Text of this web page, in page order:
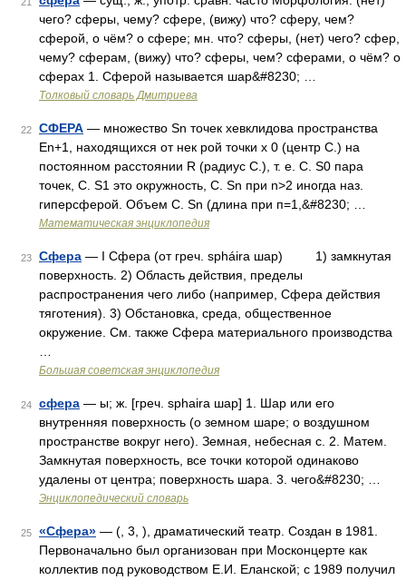
чего? сферы, чему? сфере, (вижу) что? сферу, чем?
сферой, о чём? о сфере; мн. что? сферы, (нет) чего? сфер,
чему? сферам, (вижу) что? сферы, чем? сферами, о чём? о
сферах 1. Сферой называется шар&#8230; …
Толковый словарь Дмитриева
22 СФЕРА — множество Sn точек хевклидова пространства
En+1, находящихся от нек рой точки х 0 (центр С.) на
постоянном расстоянии R (радиус С.), т. е. С. S0 пара
точек, С. S1 это окружность, С. Sn при n>2 иногда наз.
гиперсферой. Объем С. Sn (длина при п=1,&#8230; …
Математическая энциклопедия
23 Сфера — I Сфера (от греч. spháira шар) 1) замкнутая
поверхность. 2) Область действия, пределы
распространения чего либо (например, Сфера действия
тяготения). 3) Обстановка, среда, общественное
окружение. См. также Сфера материального производства
Большая советская энциклопедия
24 сфера — ы; ж. [греч. sphaira шар] 1. Шар или его
внутренняя поверхность (о земном шаре; о воздушном
пространстве вокруг него). Земная, небесная с. 2. Матем.
Замкнутая поверхность, все точки которой одинаково
удалены от центра; поверхность шара. 3. чего&#8230; …
Энциклопедический словарь
25 «Сфера» — (, 3, ), драматический театр. Создан в 1981.
Первоначально был организован при Москонцерте как
коллектив под руководством Е.И. Еланской; с 1989 получил